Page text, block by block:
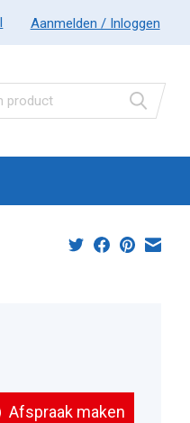
Aanmelden / Inloggen
Afspraak maken